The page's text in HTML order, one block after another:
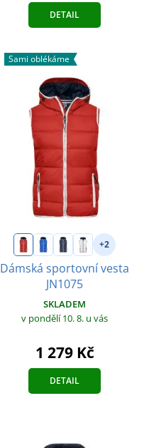
DETAIL
Sami oblékáme
+2
Dámská sportovní vesta
JN1075
SKLADEM
v pondělí 10. 8. u vás
1 279 Kč
DETAIL